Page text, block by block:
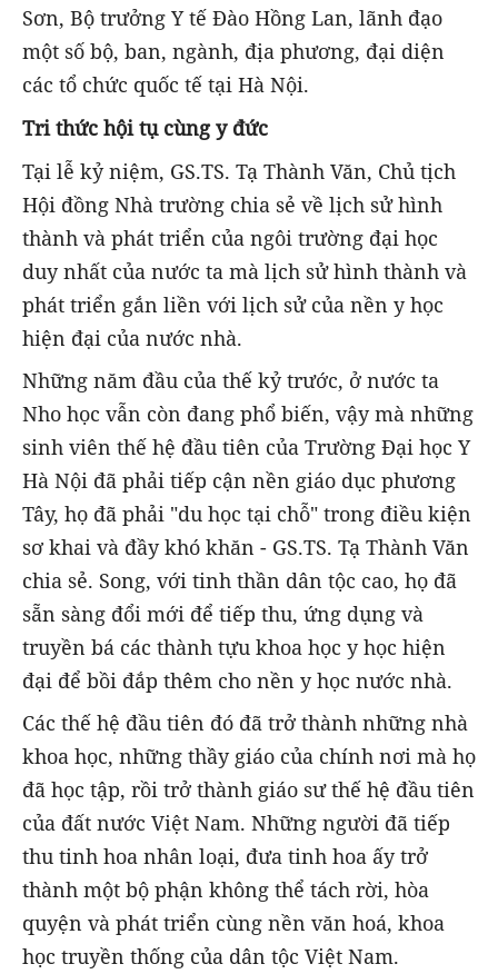
Sơn, Bộ trưởng Y tế Đào Hồng Lan, lãnh đạo
một số bộ, ban, ngành, địa phương, đại diện
các tổ chức quốc tế tại Hà Nội.
Tri thức hội tụ cùng y đức
Tại lễ kỷ niệm, GS.TS. Tạ Thành Văn, Chủ tịch
Hội đồng Nhà trường chia sẻ về lịch sử hình
thành và phát triển của ngôi trường đại học
duy nhất của nước ta mà lịch sử hình thành và
phát triển gắn liền với lịch sử của nền y học
hiện đại của nước nhà.
Những năm đầu của thế kỷ trước, ở nước ta
Nho học vẫn còn đang phổ biến, vậy mà những
sinh viên thế hệ đầu tiên của Trường Đại học Y
Hà Nội đã phải tiếp cận nền giáo dục phương
Tây, họ đã phải "du học tại chỗ" trong điều kiện
sơ khai và đầy khó khăn - GS.TS. Tạ Thành Văn
chia sẻ. Song, với tinh thần dân tộc cao, họ đã
sẵn sàng đổi mới để tiếp thu, ứng dụng và
truyền bá các thành tựu khoa học y học hiện
đại để bồi đắp thêm cho nền y học nước nhà.
Các thế hệ đầu tiên đó đã trở thành những nhà
khoa học, những thầy giáo của chính nơi mà họ
đã học tập, rồi trở thành giáo sư thế hệ đầu tiên
của đất nước Việt Nam. Những người đã tiếp
thu tinh hoa nhân loại, đưa tinh hoa ấy trở
thành một bộ phận không thể tách rời, hòa
quyện và phát triển cùng nền văn hoá, khoa
học truyền thống của dân tộc Việt Nam.